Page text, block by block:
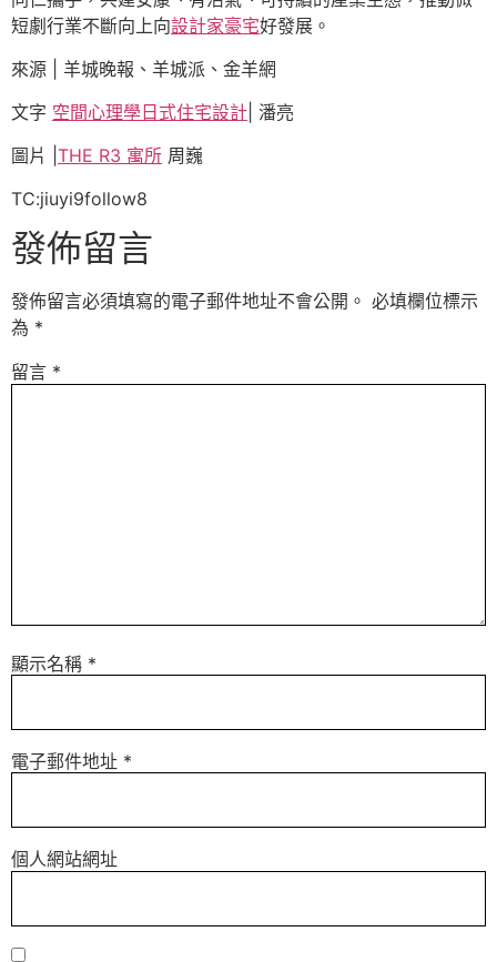
短劇行業不斷向上向設計家豪宅好發展。
來源 | 羊城晚報、羊城派、金羊網
文字 空間心理學日式住宅設計 | 潘亮
圖片 | THE R3 寓所 周巍
TC:jiuyi9follow8
發佈留言
發佈留言必須填寫的電子郵件地址不會公開。 必填欄位標示
為 *
留言 *
顯示名稱 *
電子郵件地址 *
個人網站網址